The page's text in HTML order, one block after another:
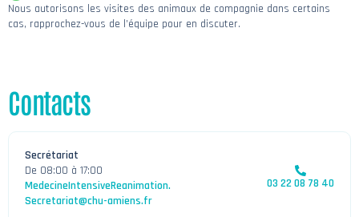
Nous autorisons les visites des animaux de compagnie dans certains
cas, rapprochez-vous de l’équipe pour en discuter.
Contacts
Secrétariat
De 08:00 à 17:00
MedecineIntensiveReanimation.
Secretariat@chu-amiens.fr
03 22 08 78 40